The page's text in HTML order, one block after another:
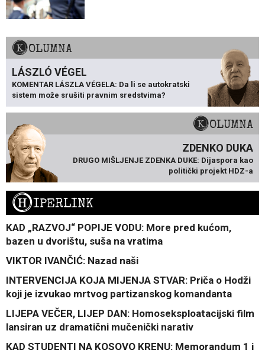
KOLUMNA
LÁSZLÓ VÉGEL
KOMENTAR LÁSZLA VÉGELA: Da li se autokratski
sistem može srušiti pravnim sredstvima?
KOLUMNA
ZDENKO DUKA
DRUGO MIŠLJENJE ZDENKA DUKE: Dijaspora kao
politički projekt HDZ-a
HIPERLINK
KAD „RAZVOJ“ POPIJE VODU: More pred kućom,
bazen u dvorištu, suša na vratima
VIKTOR IVANČIĆ: Nazad naši
INTERVENCIJA KOJA MIJENJA STVAR: Priča o Hodži
koji je izvukao mrtvog partizanskog komandanta
LIJEPA VEČER, LIJEP DAN: Homoseksploatacijski film
lansiran uz dramatični mučenički narativ
KAD STUDENTI NA KOSOVO KRENU: Memorandum 1 i